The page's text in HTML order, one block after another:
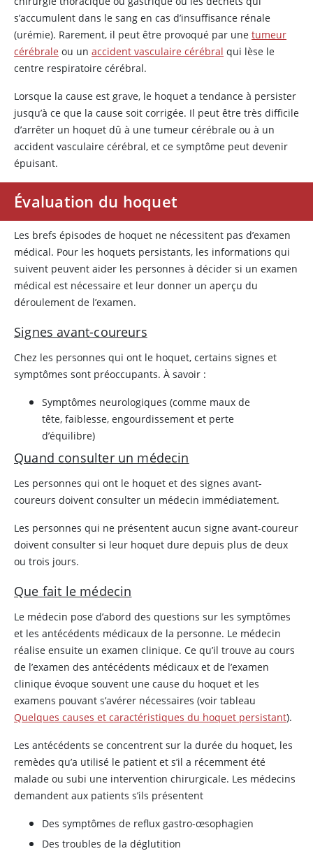
s’accumulent dans le sang en cas d’insuffisance rénale
(urémie). Rarement, il peut être provoqué par une tumeur
cérébrale ou un accident vasculaire cérébral qui lèse le
centre respiratoire cérébral.
Lorsque la cause est grave, le hoquet a tendance à persister
jusqu’à ce que la cause soit corrigée. Il peut être très difficile
d’arrêter un hoquet dû à une tumeur cérébrale ou à un
accident vasculaire cérébral, et ce symptôme peut devenir
épuisant.
Évaluation du hoquet
Les brefs épisodes de hoquet ne nécessitent pas d’examen
médical. Pour les hoquets persistants, les informations qui
suivent peuvent aider les personnes à décider si un examen
médical est nécessaire et leur donner un aperçu du
déroulement de l’examen.
Signes avant-coureurs
Chez les personnes qui ont le hoquet, certains signes et
symptômes sont préoccupants. À savoir :
Symptômes neurologiques (comme maux de
tête, faiblesse, engourdissement et perte
d’équilibre)
Quand consulter un médecin
Les personnes qui ont le hoquet et des signes avant-
coureurs doivent consulter un médecin immédiatement.
Les personnes qui ne présentent aucun signe avant-coureur
doivent consulter si leur hoquet dure depuis plus de deux
ou trois jours.
Que fait le médecin
Le médecin pose d’abord des questions sur les symptômes
et les antécédents médicaux de la personne. Le médecin
réalise ensuite un examen clinique. Ce qu’il trouve au cours
de l’examen des antécédents médicaux et de l’examen
clinique évoque souvent une cause du hoquet et les
examens pouvant s’avérer nécessaires (voir tableau
Quelques causes et caractéristiques du hoquet persistant).
Les antécédents se concentrent sur la durée du hoquet, les
remèdes qu’a utilisé le patient et s’il a récemment été
malade ou subi une intervention chirurgicale. Les médecins
demandent aux patients s’ils présentent
Des symptômes de reflux gastro-œsophagien
Des troubles de la déglutition